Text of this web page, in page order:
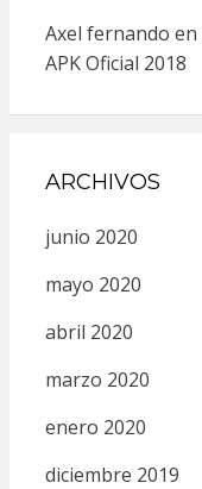
Axel fernando en
APK Oficial 2018
ARCHIVOS
junio 2020
mayo 2020
abril 2020
marzo 2020
enero 2020
diciembre 2019